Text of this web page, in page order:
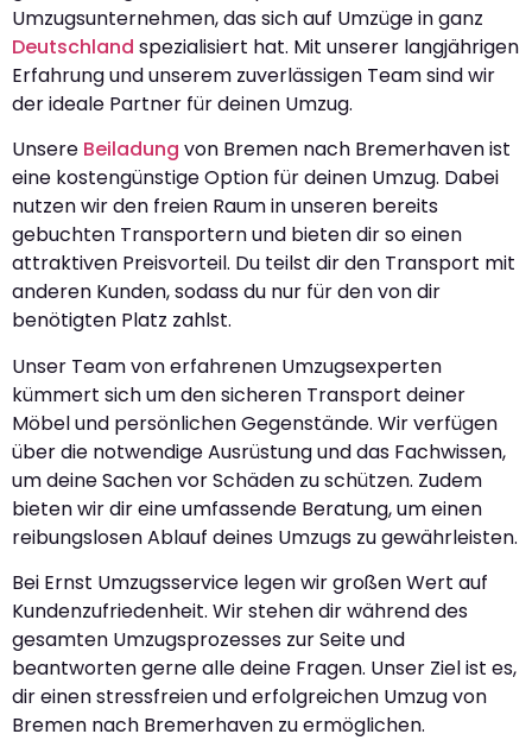
Umzugsunternehmen, das sich auf Umzüge in ganz
Deutschland spezialisiert hat. Mit unserer langjährigen
Erfahrung und unserem zuverlässigen Team sind wir
der ideale Partner für deinen Umzug.
Unsere Beiladung von Bremen nach Bremerhaven ist
eine kostengünstige Option für deinen Umzug. Dabei
nutzen wir den freien Raum in unseren bereits
gebuchten Transportern und bieten dir so einen
attraktiven Preisvorteil. Du teilst dir den Transport mit
anderen Kunden, sodass du nur für den von dir
benötigten Platz zahlst.
Unser Team von erfahrenen Umzugsexperten
kümmert sich um den sicheren Transport deiner
Möbel und persönlichen Gegenstände. Wir verfügen
über die notwendige Ausrüstung und das Fachwissen,
um deine Sachen vor Schäden zu schützen. Zudem
bieten wir dir eine umfassende Beratung, um einen
reibungslosen Ablauf deines Umzugs zu gewährleisten.
Bei Ernst Umzugsservice legen wir großen Wert auf
Kundenzufriedenheit. Wir stehen dir während des
gesamten Umzugsprozesses zur Seite und
beantworten gerne alle deine Fragen. Unser Ziel ist es,
dir einen stressfreien und erfolgreichen Umzug von
Bremen nach Bremerhaven zu ermöglichen.